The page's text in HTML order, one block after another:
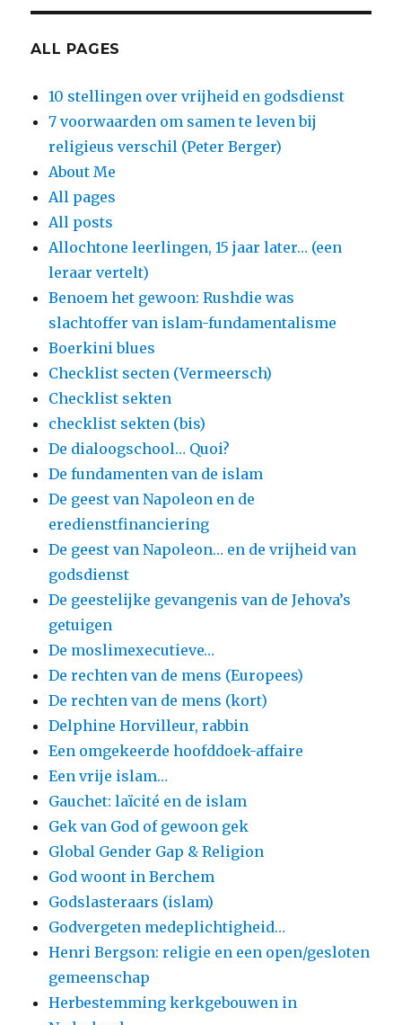
ALL PAGES
10 stellingen over vrijheid en godsdienst
7 voorwaarden om samen te leven bij
religieus verschil (Peter Berger)
About Me
All pages
All posts
Allochtone leerlingen, 15 jaar later… (een
leraar vertelt)
Benoem het gewoon: Rushdie was
slachtoffer van islam-fundamentalisme
Boerkini blues
Checklist secten (Vermeersch)
Checklist sekten
checklist sekten (bis)
De dialoogschool… Quoi?
De fundamenten van de islam
De geest van Napoleon en de
eredienstfinanciering
De geest van Napoleon… en de vrijheid van
godsdienst
De geestelijke gevangenis van de Jehova’s
getuigen
De moslimexecutieve…
De rechten van de mens (Europees)
De rechten van de mens (kort)
Delphine Horvilleur, rabbin
Een omgekeerde hoofddoek-affaire
Een vrije islam…
Gauchet: laïcité en de islam
Gek van God of gewoon gek
Global Gender Gap & Religion
God woont in Berchem
Godslasteraars (islam)
Godvergeten medeplichtigheid…
Henri Bergson: religie en een open/gesloten
gemeenschap
Herbestemming kerkgebouwen in